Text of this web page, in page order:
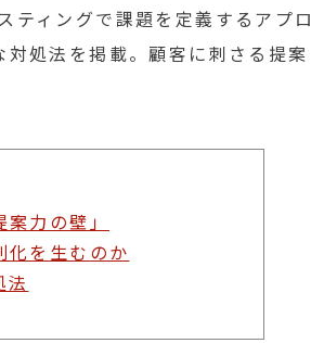
ティングで課題を定義するアプロ
処法を掲載。顧客に刺さる提案
力の壁」
化を生むのか
法